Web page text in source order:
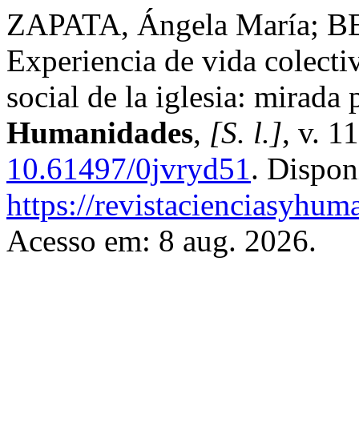
ZAPATA, Ángela María;
Experiencia de vida
social de la iglesia: mirada
Humanidades, [S. l.], v.
10.61497/0jvryd51.
https://
Acesso em: 8 aug. 2026.